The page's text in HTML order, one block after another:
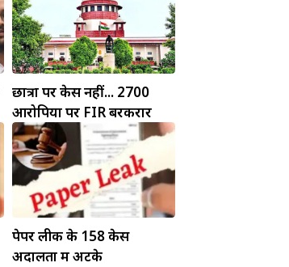
छात्रों पर केस नहीं... 2700
आरोपियों पर FIR बरकरार
पेपर लीक के 158 केस
अदालतों में अटके